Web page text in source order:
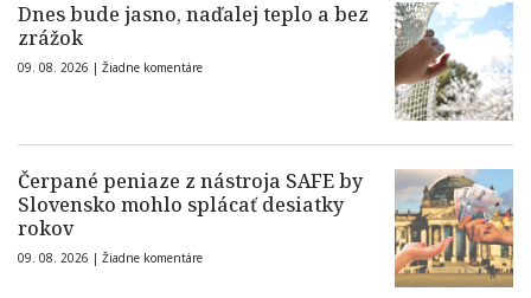
Dnes bude jasno, naďalej teplo a bez
zrážok
09. 08. 2026 | Žiadne komentáre
Čerpané peniaze z nástroja SAFE by
Slovensko mohlo splácať desiatky
rokov
09. 08. 2026 | Žiadne komentáre